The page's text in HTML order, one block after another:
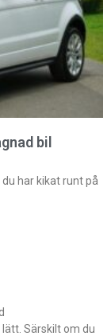
bil
har kikat runt på
Särskilt om du